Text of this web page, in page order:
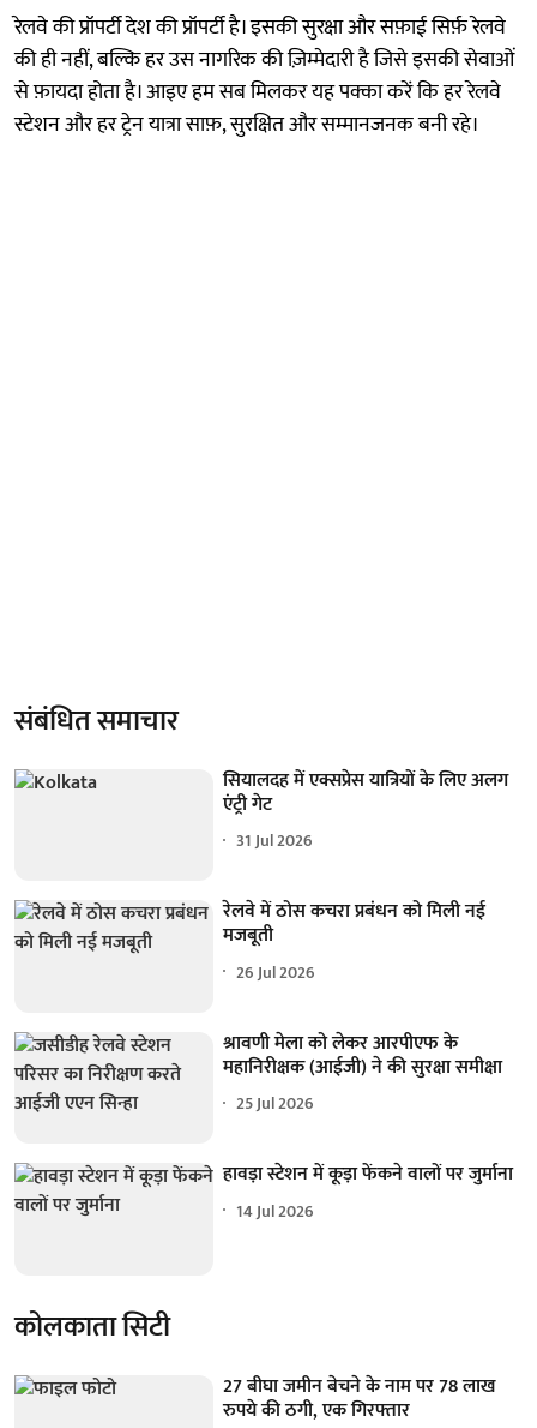
रेलवे की प्रॉपर्टी देश की प्रॉपर्टी है। इसकी सुरक्षा और सफ़ाई सिर्फ़ रेलवे
की ही नहीं, बल्कि हर उस नागरिक की ज़िम्मेदारी है जिसे इसकी सेवाओं
से फ़ायदा होता है। आइए हम सब मिलकर यह पक्का करें कि हर रेलवे
स्टेशन और हर ट्रेन यात्रा साफ़, सुरक्षित और सम्मानजनक बनी रहे।
संबंधित समाचार
सियालदह में एक्सप्रेस यात्रियों के लिए अलग
एंट्री गेट
31 Jul 2026
रेलवे में ठोस कचरा प्रबंधन को मिली नई
मजबूती
26 Jul 2026
श्रावणी मेला को लेकर आरपीएफ के
महानिरीक्षक (आईजी) ने की सुरक्षा समीक्षा
25 Jul 2026
हावड़ा स्टेशन में कूड़ा फेंकने वालों पर जुर्माना
14 Jul 2026
कोलकाता सिटी
27 बीघा जमीन बेचने के नाम पर 78 लाख
रुपये की ठगी, एक गिरफ्तार